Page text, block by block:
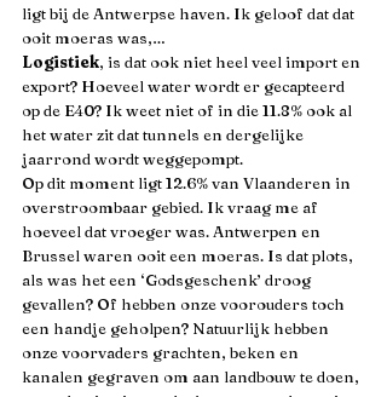
ligt bij de Antwerpse haven. Ik geloof dat dat
ooit moeras was,…
Logistiek, is dat ook niet heel veel import en
export? Hoeveel water wordt er gecapteerd
op de E40? Ik weet niet of in die 11.8% ook al
het water zit dat tunnels en dergelijke
jaarrond wordt weggepompt.
Op dit moment ligt 12.6% van Vlaanderen in
overstroombaar gebied. Ik vraag me af
hoeveel dat vroeger was. Antwerpen en
Brussel waren ooit een moeras. Is dat plots,
als was het een ‘Godsgeschenk’ droog
gevallen? Of hebben onze voorouders toch
een handje geholpen? Natuurlijk hebben
onze voorvaders grachten, beken en
kanalen gegraven om aan landbouw te doen,